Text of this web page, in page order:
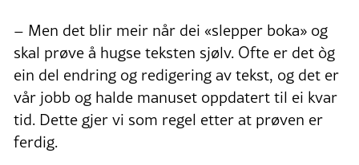
– Men det blir meir når dei «slepper boka» og
skal prøve å hugse teksten sjølv. Ofte er det òg
ein del endring og redigering av tekst, og det er
vår jobb og halde manuset oppdatert til ei kvar
tid. Dette gjer vi som regel etter at prøven er
ferdig.